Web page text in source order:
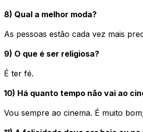
8) Qual a melhor moda?
As pessoas estão cada vez mais
9) O que é ser religiosa?
É ter fé.
10) Há quanto tempo não vai ao
Vou sempre ao cinema. É muito